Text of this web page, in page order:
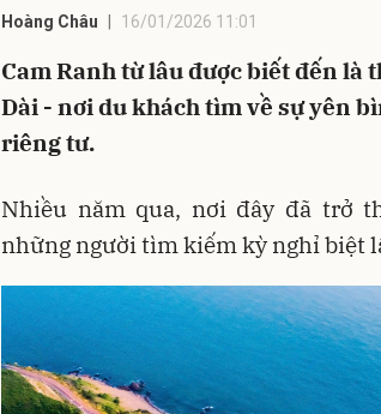
Hoàng Châu 16/01/2026 11:01
Cam Ranh từ lâu được biết đến là
Dài - nơi du khách tìm về sự yên
riêng tư.
Nhiều năm qua, nơi đây đã trở
những người tìm kiếm kỳ nghỉ biệt